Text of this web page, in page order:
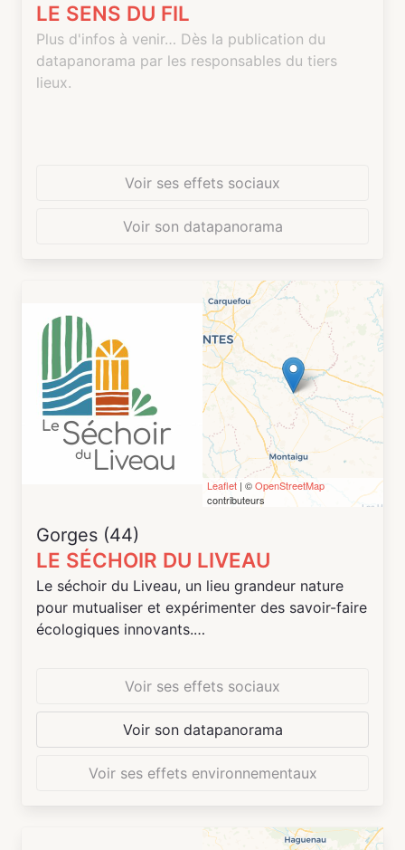
LE SENS DU FIL
Plus d'infos à venir… Dès la publication du
datapanorama par les responsables du tiers
lieux.
Voir ses effets sociaux
Voir son datapanorama
Leaflet | ©OpenStreetMap
contributeurs
Gorges (44)
LE SÉCHOIR DU LIVEAU
Le séchoir du Liveau, un lieu grandeur nature
pour mutualiser et expérimenter des savoir-faire
écologiques innovants.
nature de 300m2 sur 2 niveaux, en bordure de
rivière qui relie Nantes à Clisson, sur la route
touristique du Vignoble nantais.
**Le café-boutique**
Au RDC, il offre l’accès à un café-boutique au
cœur d’un lieu naturel labellisé « art et histoire »
Voir ses effets sociaux
Voir son datapanorama
Voir ses effets environnementaux